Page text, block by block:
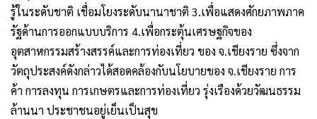
รู้ในระดับชาติ เชื่อมโยงระดับนานาชาติ 3.เพื่อแสดงศักยภาพภาค
รัฐด้านการออกแบบบริการ 4.เพื่อกระตุ้นเศรษฐกิจของ
อุตสาหกรรมสร้างสรรค์และการท่องเที่ยว ของ จ.เชียงราย ซึ่งจาก
วัตถุประสงค์ดังกล่าวได้สอดคล้องกับนโยบายของ จ.เชียงราย การ
ค้า การลงทุน การเกษตรและการท่องเที่ยว รุ่งเรืองด้วยวัฒนธรรม
ล้านนา ประชาชนอยู่เย็นเป็นสุข